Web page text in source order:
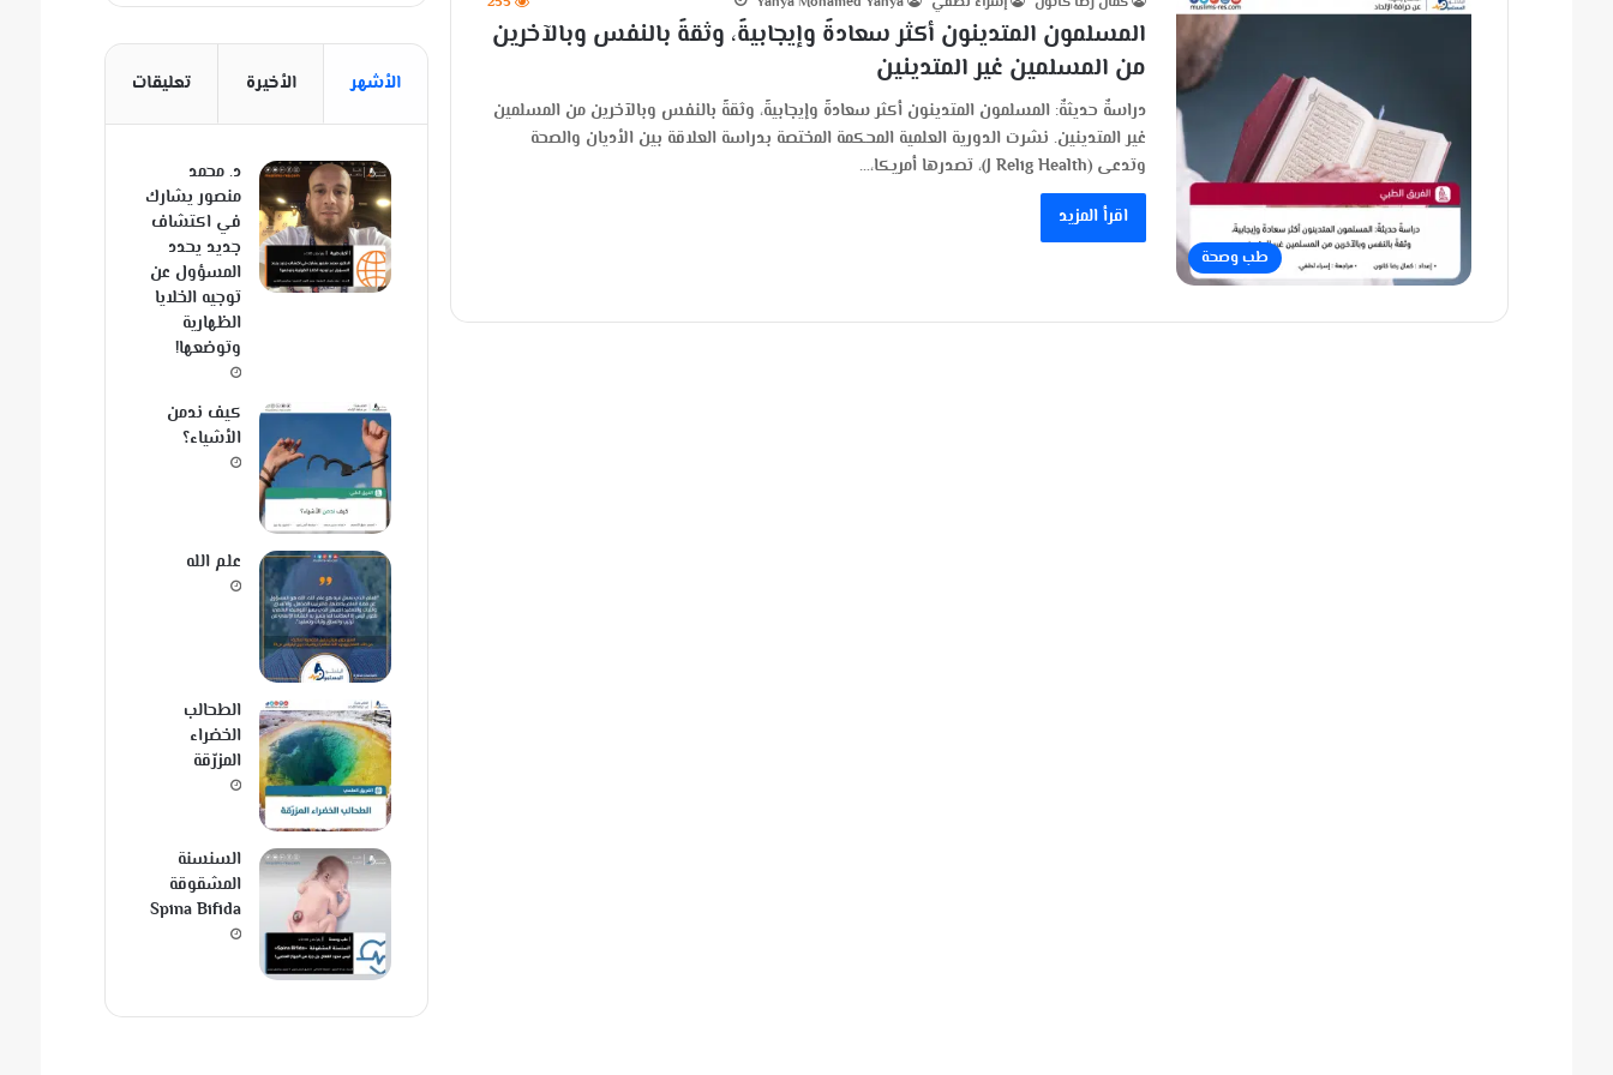
طب وصحة
المسلمون المتدينون أكثر سعادةً وإيجابيةً، وثقةً بالنفس وبالآخرين
من المسلمين غير المتدينين
دراسةٌ حديثةٌ: المسلمون المتدينون أكثر سعادةً وإيجابيةً، وثقةً بالنفس وبالآخرين من المسلمين
غير المتدينين. نشرت الدورية العلمية المحكمة المختصة بدراسة العلاقة بين الأديان والصحة
وتدعى (J Relig Health)، تصدرها أمريكا،…
اقرأ المزيد
الأشهر الأخيرة تعليقات
د. محمد
منصور يشارك
في اكتشاف
جديد يحدد
المسؤول عن
توجيه الخلايا
الظهارية
وتوضعها!
كيف ندمن
الأشياء؟
علم الله
الطحالب
الخضراء
المزرّقة
السنسنة
المشقوقة
Spina Bifida